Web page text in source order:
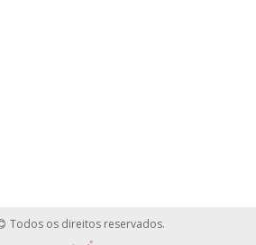
Todos os direitos reservados.